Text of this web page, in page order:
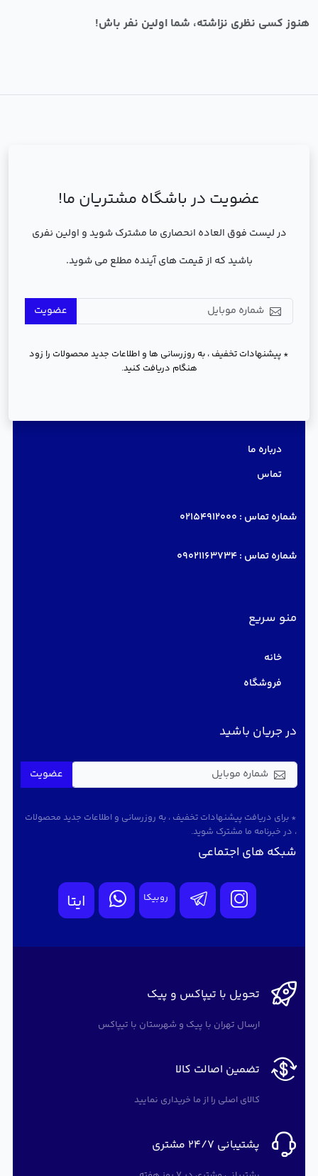
هنوز کسی نظری نزاشته، شما اولین نفر باش!
عضویت در باشگاه مشتریان ما!
در لیست فوق العاده انحصاری ما مشترک شوید و اولین نفری
باشید که از قیمت های آینده مطلع می شوید.
عضویت
* پیشنهادات تخفیف ، به روزرسانی ها و اطلاعات جدید محصولات را زود
هنگام دریافت کنید.
درباره ما
تماس
شماره تماس : 02154912000
شماره تماس :09021163734
منو سریع
خانه
فروشگاه
در جریان باشید
عضویت
* برای دریافت پیشنهادات تخفیف ، به روزرسانی و اطلاعات جدید محصولات
، در خبرنامه ما مشترک شوید.
شبکه های اجتماعی
روبیکا ایتا
تحویل با تیپاکس و پیک
ارسال تهران با پیک و شهرستان با تیپاکس
تضمین اصالت کالا
کالای اصلی را از ما خریداری نمایید
پشتیبانی 24/7 مشتری